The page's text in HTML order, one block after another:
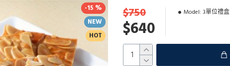
NEW
HOT
-15 %
$640
$750 Model: 3單位禮盒